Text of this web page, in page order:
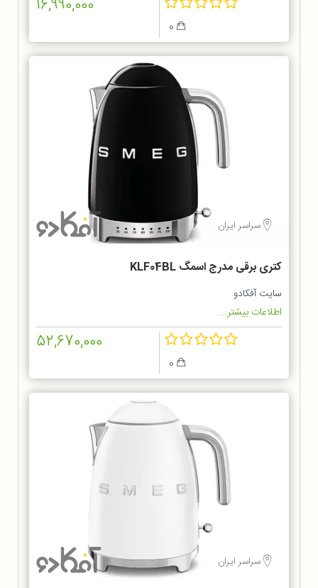
16,990,000
سراسر ایران
کتری برقی مدرج اسمگ KLF04BL
سایت آفکادو
اطلاعات بیشتر...
52,670,000
سراسر ایران